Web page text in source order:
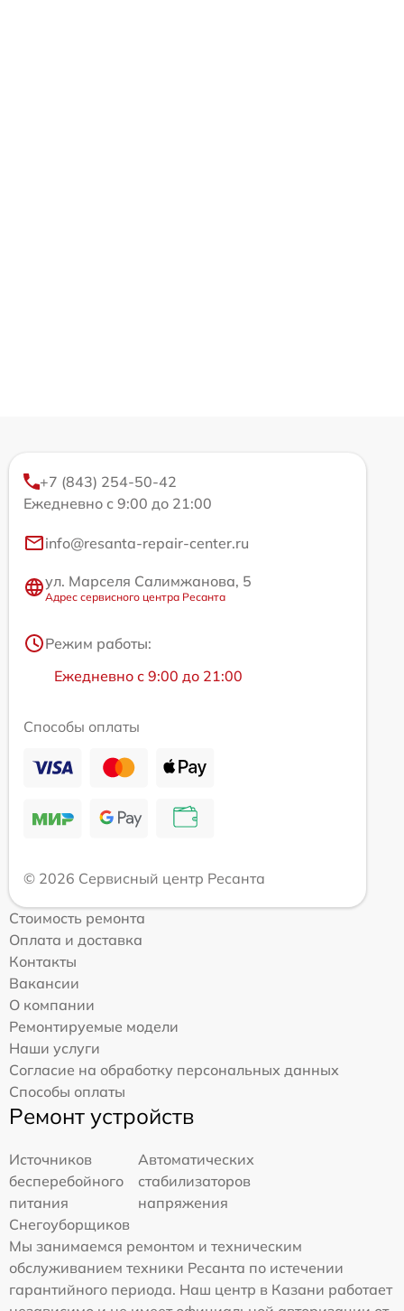
+7 (843) 254-50-42
Ежедневно с 9:00 до 21:00
info@resanta-repair-center.ru
ул. Марселя Салимжанова, 5
Адрес сервисного центра Ресанта
Режим работы:
Ежедневно с 9:00 до 21:00
Способы оплаты
© 2026 Сервисный центр Ресанта
Стоимость ремонта
Оплата и доставка
Контакты
Вакансии
О компании
Ремонтируемые модели
Наши услуги
Согласие на обработку персональных данных
Способы оплаты
Ремонт устройств
Источников
бесперебойного
питания
Автоматических
стабилизаторов
напряжения
Снегоуборщиков
Мы занимаемся ремонтом и техническим
обслуживанием техники Ресанта по истечении
гарантийного периода. Наш центр в Казани работает